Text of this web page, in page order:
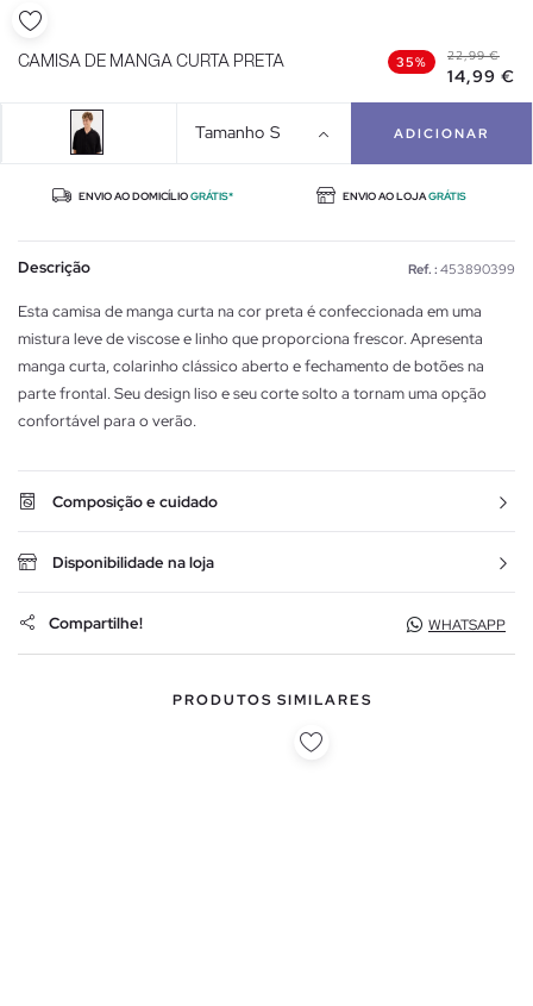
CAMISA DE MANGA CURTA PRETA 35% 22,99 €
14,99 €
Tamanho S ADICIONAR
ENVIO AO DOMICÍLIOGRÁTIS* ENVIO AO LOJAGRÁTIS
Descrição Ref. : 453890399
Esta camisa de manga curta na cor preta é confeccionada em uma
mistura leve de viscose e linho que proporciona frescor. Apresenta
manga curta, colarinho clássico aberto e fechamento de botões na
parte frontal. Seu design liso e seu corte solto a tornam uma opção
confortável para o verão.
Composição e cuidado
Disponibilidade na loja
Compartilhe! WHATSAPP
PRODUTOS SIMILARES